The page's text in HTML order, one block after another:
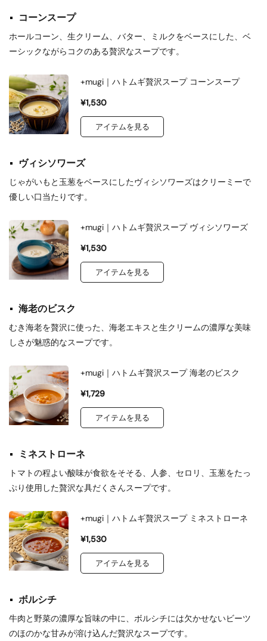
コーンスープ
ホールコーン、生クリーム、バター、ミルクをベースにした、ベ
ーシックながらコクのある贅沢なスープです。
+mugi｜ハトムギ贅沢スープ コーンスープ
¥1,530
アイテムを見る
ヴィシソワーズ
じゃがいもと玉葱をベースにしたヴィシソワーズはクリーミーで
優しい口当たりです。
+mugi｜ハトムギ贅沢スープ ヴィシソワーズ
¥1,530
アイテムを見る
海老のビスク
むき海老を贅沢に使った、海老エキスと生クリームの濃厚な美味
しさが魅惑的なスープです。
+mugi｜ハトムギ贅沢スープ 海老のビスク
¥1,729
アイテムを見る
ミネストローネ
トマトの程よい酸味が食欲をそそる、人参、セロリ、玉葱をたっ
ぷり使用した贅沢な具だくさんスープです。
+mugi｜ハトムギ贅沢スープ ミネストローネ
¥1,530
アイテムを見る
ボルシチ
牛肉と野菜の濃厚な旨味の中に、ボルシチには欠かせないビーツ
のほのかな甘みが溶け込んだ贅沢なスープです。